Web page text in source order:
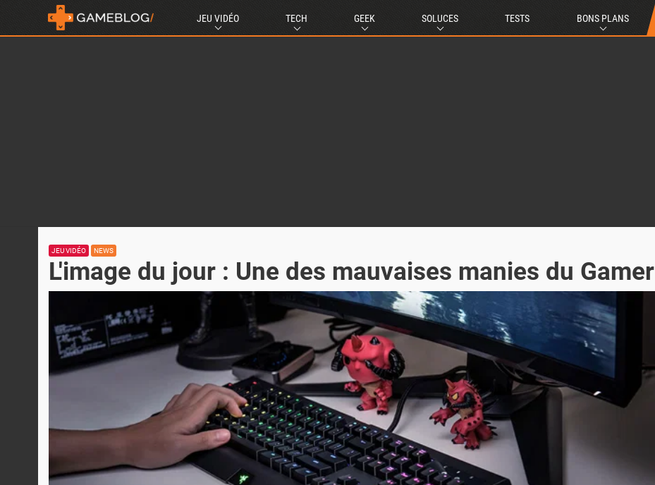
JEU VIDÉO TECH GEEK SOLUCES TESTS BONS PLANS
JEU VIDÉO NEWS
L'image du jour : Une des mauvaises manies du Gamer